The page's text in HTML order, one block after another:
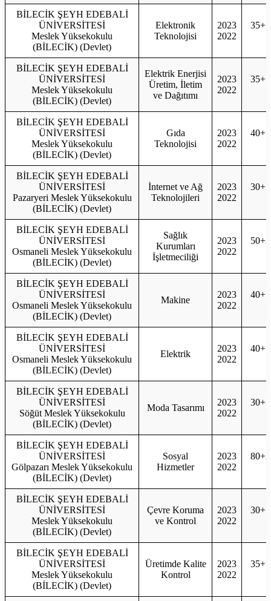
BİLECİK ŞEYH EDEBALİ
ÜNİVERSİTESİ
Meslek Yüksekokulu
(BİLECİK) (Devlet)
Elektronik
Teknolojisi
2023
2022
BİLECİK ŞEYH EDEBALİ
ÜNİVERSİTESİ
Meslek Yüksekokulu
(BİLECİK) (Devlet)
Elektrik Enerjisi
Üretim, İletim
ve Dağıtımı
2023
2022
BİLECİK ŞEYH EDEBALİ
ÜNİVERSİTESİ
Meslek Yüksekokulu
(BİLECİK) (Devlet)
Gıda
Teknolojisi
2023
2022
BİLECİK ŞEYH EDEBALİ
ÜNİVERSİTESİ
Pazaryeri Meslek Yüksekokulu
(BİLECİK) (Devlet)
İnternet ve Ağ
Teknolojileri
2023
2022
BİLECİK ŞEYH EDEBALİ
ÜNİVERSİTESİ
Osmaneli Meslek Yüksekokulu
(BİLECİK) (Devlet)
Sağlık
Kurumları
İşletmeciliği
2023
2022
BİLECİK ŞEYH EDEBALİ
ÜNİVERSİTESİ
Osmaneli Meslek Yüksekokulu
(BİLECİK) (Devlet)
Makine
2023
2022
BİLECİK ŞEYH EDEBALİ
ÜNİVERSİTESİ
Osmaneli Meslek Yüksekokulu
(BİLECİK) (Devlet)
Elektrik
2023
2022
BİLECİK ŞEYH EDEBALİ
ÜNİVERSİTESİ
Söğüt Meslek Yüksekokulu
(BİLECİK) (Devlet)
Moda Tasarımı
2023
2022
BİLECİK ŞEYH EDEBALİ
ÜNİVERSİTESİ
Gölpazarı Meslek Yüksekokulu
(BİLECİK) (Devlet)
Sosyal
Hizmetler
2023
2022
BİLECİK ŞEYH EDEBALİ
ÜNİVERSİTESİ
Meslek Yüksekokulu
(BİLECİK) (Devlet)
Çevre Koruma
ve Kontrol
2023
2022
BİLECİK ŞEYH EDEBALİ
ÜNİVERSİTESİ
Meslek Yüksekokulu
(BİLECİK) (Devlet)
Üretimde Kalite
Kontrol
2023
2022